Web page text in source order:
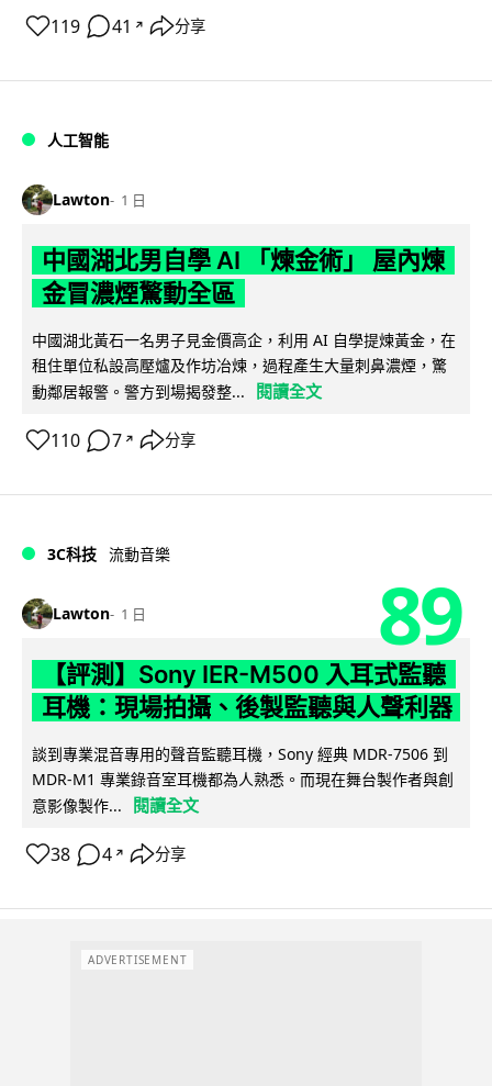
119 41 ↗ 分享
人工智能
Lawton 1 日
中國湖北男自學 AI 「煉金術」 屋內煉
金冒濃煙驚動全區
中國湖北黃石一名男子見金價高企，利用 AI 自學提煉黃金，在
租住單位私設高壓爐及作坊冶煉，過程產生大量刺鼻濃煙，驚
動鄰居報警。警方到場揭發整...
閱讀全文
110 7 ↗ 分享
3C科技 流動音樂
Lawton 1 日 89
【評測】Sony IER-M500 入耳式監聽
耳機：現場拍攝、後製監聽與人聲利器
談到專業混音專用的聲音監聽耳機，Sony 經典 MDR-7506 到
MDR-M1 專業錄音室耳機都為人熟悉。而現在舞台製作者與創
意影像製作...
閱讀全文
38 4 ↗ 分享
ADVERTISEMENT